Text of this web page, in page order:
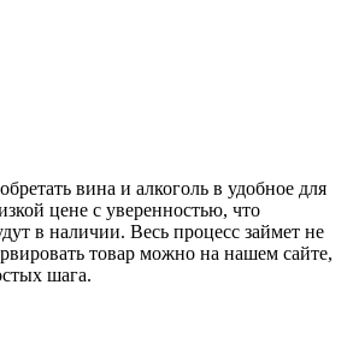
вина и алкоголь в удобное для
цене с уверенностью, что
в наличии. Весь процесс займет не
товар можно на нашем сайте,
шага.